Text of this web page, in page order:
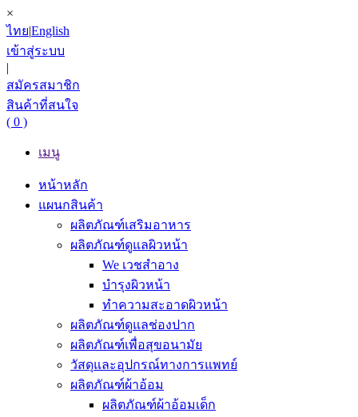
×
ไทย|English
เข้าสู่ระบบ
|
สมัครสมาชิก
สินค้าที่สนใจ
( 0 )
เมนู
หน้าหลัก
แผนกสินค้า
ผลิตภัณฑ์เสริมอาหาร
ผลิตภัณฑ์ดูแลผิวหน้า
We เวชสำอาง
บำรุงผิวหน้า
ทำความสะอาดผิวหน้า
ผลิตภัณฑ์ดูแลช่องปาก
ผลิตภัณฑ์เพื่อสุขอนามัย
วัสดุและอุปกรณ์ทางการแพทย์
ผลิตภัณฑ์ผ้าอ้อม
ผลิตภัณฑ์ผ้าอ้อมเด็ก